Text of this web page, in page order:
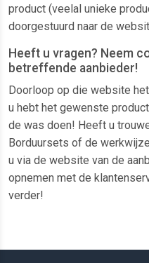
product (veelal unieke
doorgestuurd naar de
Heeft u vragen? Neem
betreffende aanbieder!
Doorloop op die website
u hebt het gewenste
de was doen! Heeft u
Borduursets of de
u via de website van de
opnemen met de
verder!